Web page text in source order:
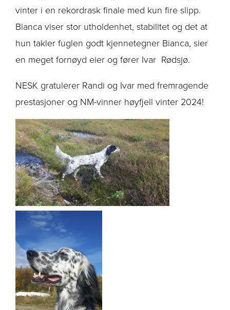
vinter i en rekordrask finale med kun fire slipp.
Bianca viser stor utholdenhet, stabilitet og det at
hun takler fuglen godt kjennetegner Bianca, sier
en meget fornøyd eier og fører Ivar Rødsjø.
NESK gratulerer Randi og Ivar med fremragende
prestasjoner og NM-vinner høyfjell vinter 2024!